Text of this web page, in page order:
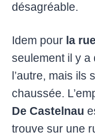
désagréable.
Idem pour la
seulement il y a
l’autre, mais ils
chaussée.
De Castelnau
trouve sur une